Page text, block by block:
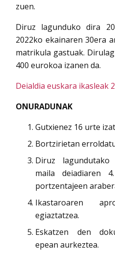
zuen.
Diruz lagunduko dira
2022ko ekainaren 30era
matrikula gastuak.
400 eurokoa izanen da.
Deialdia euskara ikasleak
ONURADUNAK
Gutxienez 16 urte
Bortzirietan
Diruz lagundutako
maila deiadiaren
portzentajeen
Ikastaroaren
egiaztatzea.
Eskatzen den
epean aurkeztea.